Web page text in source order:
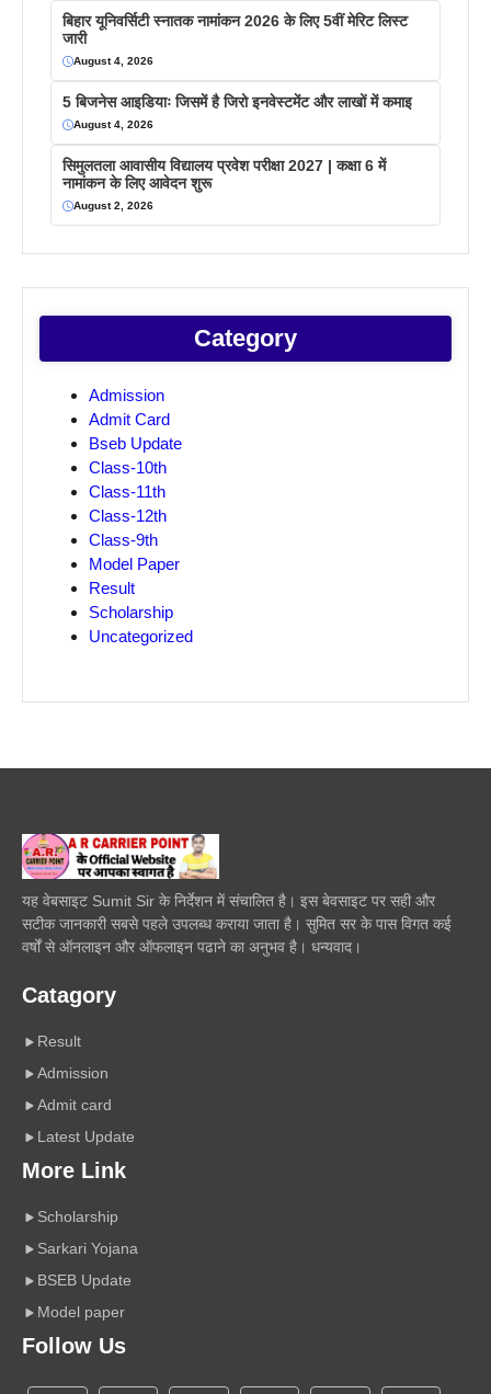
बिहार यूनिवर्सिटी स्नातक नामांकन 2026 के लिए 5वीं मेरिट लिस्ट
जारी
August 4, 2026
5 बिजनेस आइडियाः जिसमें है जिरो इनवेस्टमेंट और लाखों में कमाइ
August 4, 2026
सिमुलतला आवासीय विद्यालय प्रवेश परीक्षा 2027 | कक्षा 6 में
नामांकन के लिए आवेदन शुरू
August 2, 2026
Category
Admission
Admit Card
Bseb Update
Class-10th
Class-11th
Class-12th
Class-9th
Model Paper
Result
Scholarship
Uncategorized
यह वेबसाइट Sumit Sir के निर्देशन में संचालित है। इस बेवसाइट पर सही और
सटीक जानकारी सबसे पहले उपलब्ध कराया जाता है। सुमित सर के पास विगत कई
वर्षों से ऑनलाइन और ऑफलाइन पढाने का अनुभव है। धन्यवाद।
Catagory
Result
Admission
Admit card
Latest Update
More Link
Scholarship
Sarkari Yojana
BSEB Update
Model paper
Follow Us